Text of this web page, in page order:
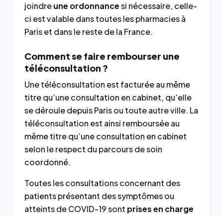
joindreune ordonnancesi nécessaire, celle-
ci est valable dans toutes les pharmacies à
Paris et dans le reste de la France.
Comment se faire rembourser une
téléconsultation ?
Une téléconsultation est facturée au même
titre qu’une consultation en cabinet, qu’elle
se déroule depuis Paris ou toute autre ville. La
téléconsultation est ainsi remboursée au
même titre qu’une consultation en cabinet
selon le respect du parcours de soin
coordonné.
Toutes les consultations concernant des
patients présentant des symptômes ou
atteints de COVID-19 sont prises en charge